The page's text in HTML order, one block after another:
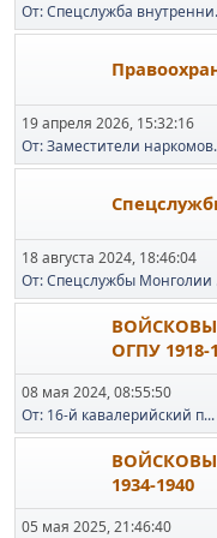
От: Спецслужба
19 апреля 2026, 15:32:16
От: Заместители
18 августа 2024, 18:46:04
От: Спецслужбы Монголии
ОГПУ 1918-
08 мая 2024, 08:55:50
От: 16-й кавалерийский п...
1934-1940
05 мая 2025, 21:46:40